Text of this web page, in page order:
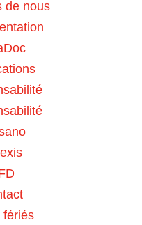
de nous
fériés
COVID-
levées vendredi
de l’isolement